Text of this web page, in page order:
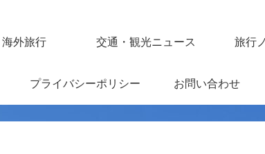
海外旅行 交通・観光ニュース 旅行
プライバシーポリシー お問い合わせ